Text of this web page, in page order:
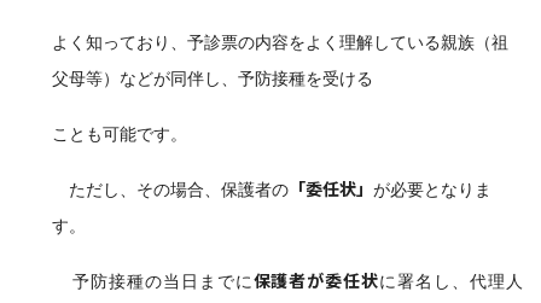
よく知っており、予診票の内容をよく理解している親族（祖
父母等）などが同伴し、予防接種を受ける
ことも可能です。
ただし、その場合、保護者の 「委任状」 が必要となりま
す。
予防接種の当日までに保護者が委任状に署名し、代理人